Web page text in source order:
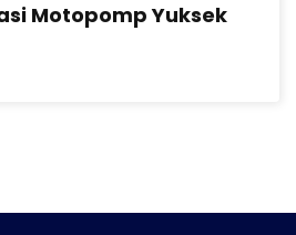
Motopomp Yuksek